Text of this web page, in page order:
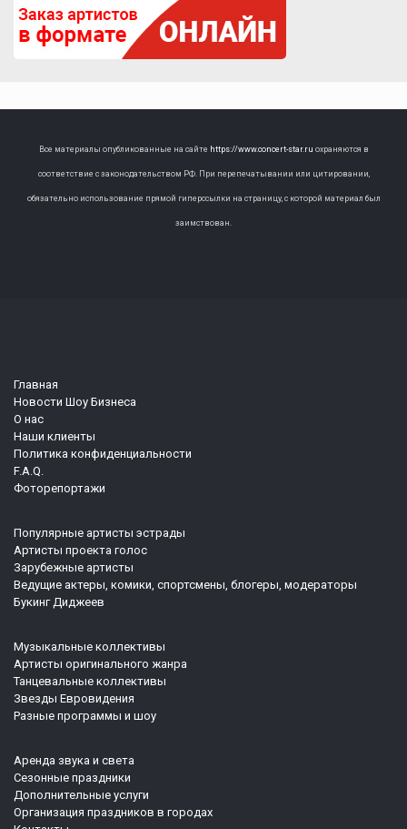
Все материалы опубликованные на сайте https://www.concert-star.ru охраняются в
соответствие с законодательством РФ. При перепечатывании или цитировании,
обязательно использование прямой гиперссылки на страницу, с которой материал был
заимствован.
Главная
Новости Шоу Бизнеса
О нас
Наши клиенты
Политика конфиденциальности
F.A.Q.
Фоторепортажи
Популярные артисты эстрады
Артисты проекта голос
Зарубежные артисты
Ведущие актеры, комики, спортсмены, блогеры, модераторы
Букинг Диджеев
Музыкальные коллективы
Артисты оригинального жанра
Танцевальные коллективы
Звезды Евровидения
Разные программы и шоу
Аренда звука и света
Сезонные праздники
Дополнительные услуги
Организация праздников в городах